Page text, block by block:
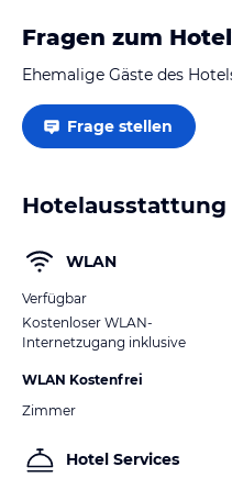
Fragen zum
Ehemalige Gäste des
Frage stellen
WLAN
Verfügbar
Kostenloser WLAN-
Internetzugang inklusive
WLAN Kostenfrei
Zimmer
Hotel Services